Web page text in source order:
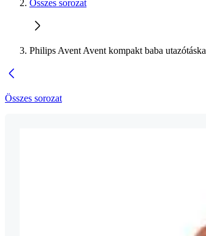
Összes sorozat
Philips Avent Avent kompakt baba utazótáska
Összes sorozat